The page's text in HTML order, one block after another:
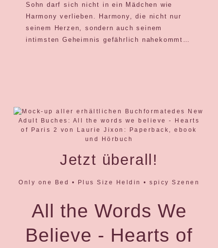
Sohn darf sich nicht in ein Mädchen wie
Harmony verlieben. Harmony, die nicht nur
seinem Herzen, sondern auch seinem
intimsten Geheimnis gefährlich nahekommt…
Jetzt überall!
Only one Bed • Plus Size Heldin • spicy Szenen
All the Words We
Believe - Hearts of